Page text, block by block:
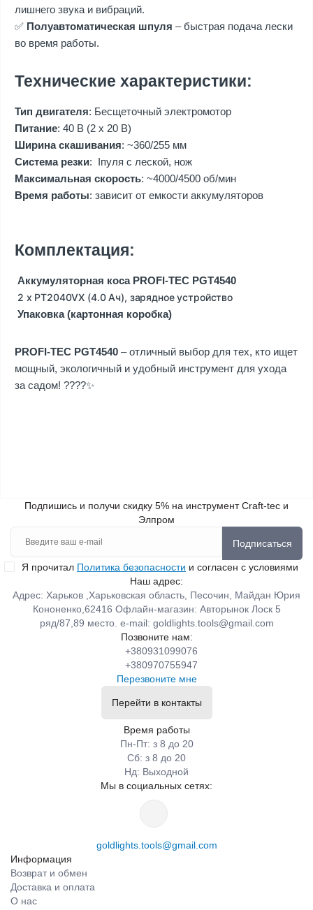
лишнего звука и вибраций.
✅ Полуавтоматическая шпуля – быстрая подача лески
во время работы.
Технические характеристики:
Тип двигателя: Бесщеточный электромотор
Питание: 40 В (2 x 20 В)
Ширина скашивания: ~360/255 мм
Система резки: Iпуля с леской, нож
Максимальная скорость: ~4000/4500 об/мин
Время работы: зависит от емкости аккумуляторов
Комплектация:
Аккумуляторная коса PROFI-TEC PGT4540
2 х PT2040VX (4.0 Ач), зарядное устройство
Упаковка (картонная коробка)
PROFI-TEC PGT4540 – отличный выбор для тех, кто ищет
мощный, экологичный и удобный инструмент для ухода
за садом! ????✨
Подпишись и получи скидку 5% на инструмент Craft-tec и
Элпром
Подписаться
Я прочитал Политика безопасности и согласен с условиями
Наш адрес:
Адрес: Харьков ,Харьковская область, Песочин, Майдан Юрия
Кононенко,62416 Офлайн-магазин: Авторынок Лоск 5
ряд/87,89 место. e-mail: goldlights.tools@gmail.com
Позвоните нам:
+380931099076
+380970755947
Перезвоните мне
Перейти в контакты
Время работы
Пн-Пт: з 8 до 20
Сб: з 8 до 20
Нд: Выходной
Мы в социальных сетях:
goldlights.tools@gmail.com
Информация
Возврат и обмен
Доставка и оплата
О нас